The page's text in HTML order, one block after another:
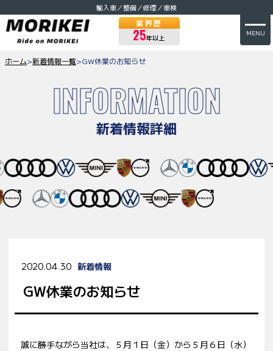
輸入車／整備／修理／車検
業界歴
25年以上
MENU
ホーム>新着情報一覧>GW休業のお知らせ
INFORMATION
新着情報詳細
2020.04.30 新着情報
GW休業のお知らせ
誠に勝手ながら当社は、５月１日（金）から５月６日（水）